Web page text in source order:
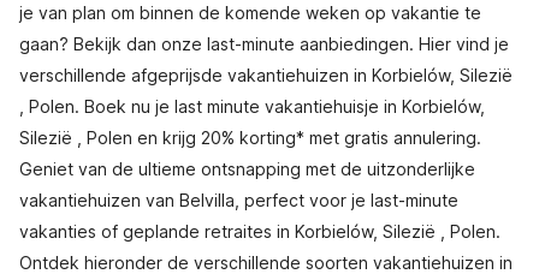
je van plan om binnen de komende weken op vakantie te
gaan? Bekijk dan onze last-minute aanbiedingen. Hier vind je
verschillende afgeprijsde vakantiehuizen in Korbielów, Silezië
, Polen. Boek nu je last minute vakantiehuisje in Korbielów,
Silezië , Polen en krijg 20% korting* met gratis annulering.
Geniet van de ultieme ontsnapping met de uitzonderlijke
vakantiehuizen van Belvilla, perfect voor je last-minute
vakanties of geplande retraites in Korbielów, Silezië , Polen.
Ontdek hieronder de verschillende soorten vakantiehuizen in